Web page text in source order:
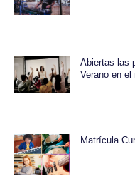
Abiertas las
Verano en
Matrícula